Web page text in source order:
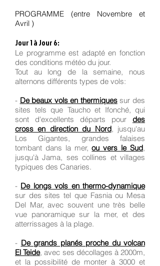
PROGRAMME (entre Novembre et
Avril )
Jour 1 à Jour 6:
Le programme est adapté en fonction
des conditions météo du jour.
Tout au long de la semaine, nous
alternons différents types de vols:
- De beaux vols en thermiquessur des
sites tels que Taucho et Ifonché, qui
sont d'excellents départs pour des
cross en direction du Nord, jusqu'au
Los Gigantes, grandes falaises
tombant dans la mer,ou vers le Sud,
jusqu'à Jama, ses collines et villages
typiques des Canaries.
- De longs vols en thermo-dynamique
sur des sites tel que Fasnia ou Mesa
Del Mar, avec souvent une très belle
vue panoramique sur la mer, et des
atterrissages à la plage.
- De grands planés proche du volcan
El Teide, avec ses décollages à 2000m,
et la possibilité de monter à 3000 et